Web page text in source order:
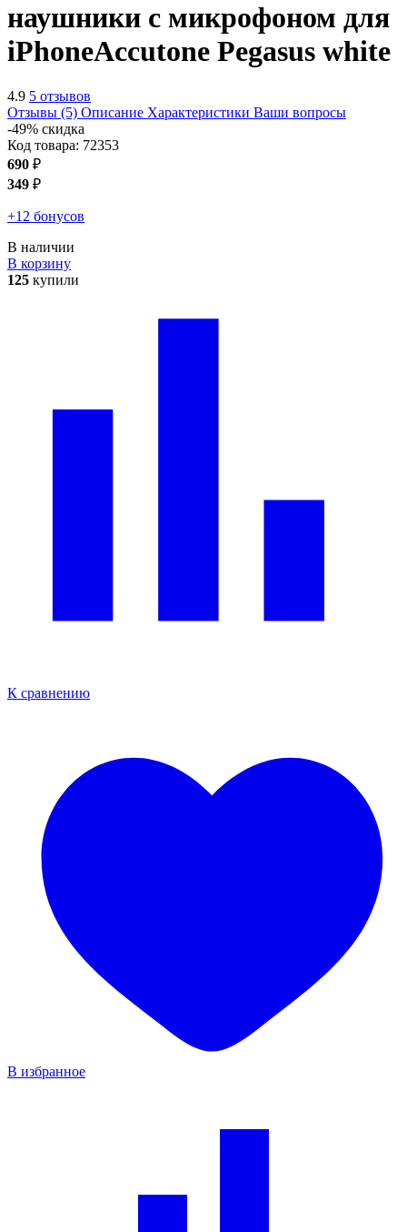
наушники с микрофоном для
iPhoneAccutone Pegasus white
4.9 5 отзывов
Отзывы (5) Описание Характеристики Ваши вопросы
-49% скидка
Код товара: 72353
690 ₽
349 ₽
+12 бонусов
В наличии
В корзину
125 купили
К сравнению
В избранное